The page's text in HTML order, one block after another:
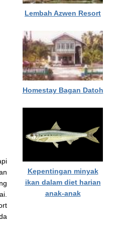
Lembah Azwen Resort
Homestay Bagan Datoh
Kepentingan minyak
ikan dalam diet harian
anak-anak